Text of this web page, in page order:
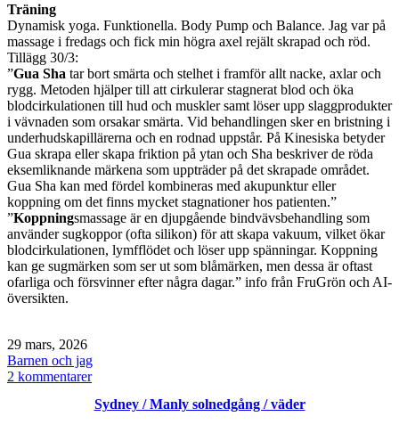
Träning
Dynamisk yoga. Funktionella. Body Pump och Balance. Jag var på
massage i fredags och fick min högra axel rejält skrapad och röd.
Tillägg 30/3:
”Gua Sha tar bort smärta och stelhet i framför allt nacke, axlar och
rygg. Metoden hjälper till att cirkulerar stagnerat blod och öka
blodcirkulationen till hud och muskler samt löser upp slaggprodukter
i vävnaden som orsakar smärta. Vid behandlingen sker en bristning i
underhudskapillärerna och en rodnad uppstår. På Kinesiska betyder
Gua skrapa eller skapa friktion på ytan och Sha beskriver de röda
eksemliknande märkena som uppträder på det skrapade området.
Gua Sha kan med fördel kombineras med akupunktur eller
koppning om det finns mycket stagnationer hos patienten.”
”Koppningsmassage är en djupgående bindvävsbehandling som
använder sugkoppor (ofta silikon) för att skapa vakuum, vilket ökar
blodcirkulationen, lymfflödet och löser upp spänningar. Koppning
kan ge sugmärken som ser ut som blåmärken, men dessa är oftast
ofarliga och försvinner efter några dagar.” info från FruGrön och AI-
översikten.
Publicerat
den
29 mars, 2026
Kategoriserat
som
Barnen och jag
2 kommentarertill
/Sydney / Manly solnedgång / väder